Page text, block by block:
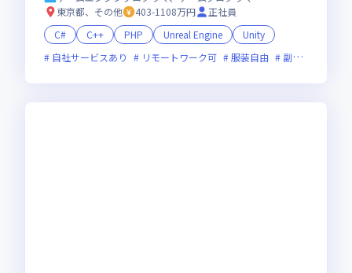
活かせる／エンジニアとして成長できる環境で
働きませんか
東京都、その他
403-1108万円
正社員
C#
C++ PHP Unreal Engine
Unity
自社サービスあり
リモートワーク可 服装自由 副業可